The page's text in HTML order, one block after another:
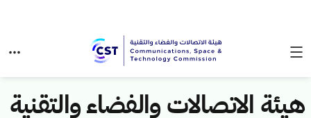
هيئة الاتصالات والفضاء والتقنية